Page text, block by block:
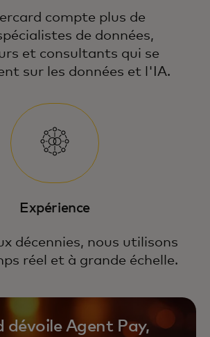
compte plus de
de données,
et consultants qui se
sur les données et l'IA.
Expérience
décennies, nous utilisons
réel et à grande échelle.
dévoile Agent Pay,